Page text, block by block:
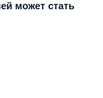
может стать